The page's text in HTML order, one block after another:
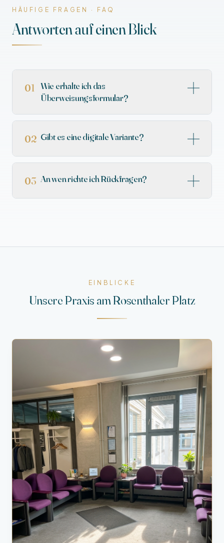
HÄUFIGE FRAGEN · FAQ
Antworten auf einen Blick
01 Wie erhalte ich das
Überweisungsformular?
02 Gibt es eine digitale Variante?
03 An wen richte ich Rückfragen?
EINBLICKE
Unsere Praxis am Rosenthaler Platz